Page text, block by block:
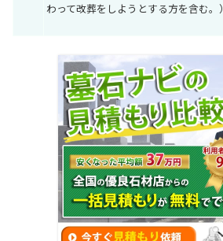
わって改葬をしようとする方を含む。）